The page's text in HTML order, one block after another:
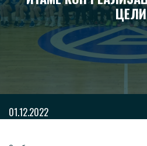
ЦЕЛИ
01.12.2022